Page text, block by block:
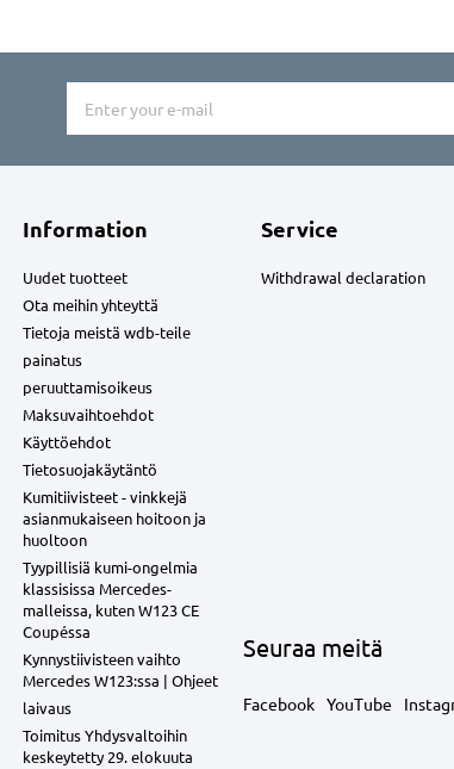
Information
Uudet tuotteet
Ota meihin yhteyttä
Tietoja meistä wdb-teile
painatus
peruuttamisoikeus
Maksuvaihtoehdot
Käyttöehdot
Tietosuojakäytäntö
Kumitiivisteet - vinkkejä
asianmukaiseen hoitoon ja
huoltoon
Tyypillisiä kumi-ongelmia
klassisissa Mercedes-
malleissa, kuten W123 CE
Coupéssa
Kynnystiivisteen vaihto
Mercedes W123:ssa | Ohjeet
laivaus
Toimitus Yhdysvaltoihin
keskeytetty 29. elokuuta
Service
Withdrawal declaration
Seuraa meitä
Facebook YouTube